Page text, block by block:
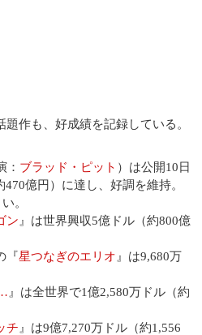
作も、好成績を記録している。
： ブラッド・ピット ）は公開10日
億円）に達し、好調を維持。
。
ン 』は世界興収5億ドル（約800億
『星つなぎのエリオ 』は9,680万
』は全世界で1億2,580万ドル（約
チ 』は9億7,270万ドル（約1,556